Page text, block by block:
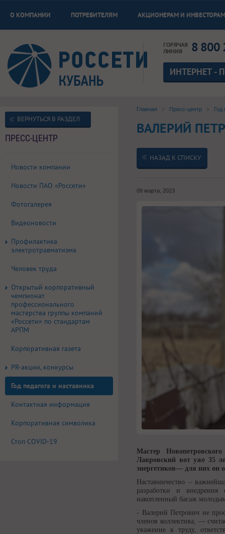
О КОМПАНИИ ПОТРЕБИТЕЛЯМ АКЦИОНЕРАМ И ИНВЕСТОРАМ
ГОРЯЧАЯ
ЛИНИЯ
8 800
ИНТЕРНЕТ -
Главная Пресс-центр Год
ВАЛЕРИЙ
НАЗАД К СПИСКУ
09 марта, 2023
Мастер
Лавровский вот уже 35
энергетиков— для них он
Наставничество –
разработки и внедрения
накопленный багаж
- Валерий Петрович не
членов коллектива, —
уважение к труду,
ВЕРНУТЬСЯ В РАЗДЕЛ
ПРЕСС-ЦЕНТР
Новости компании
Новости ПАО «Россети»
Фотогалерея
Видеоновости
Профилактика
электротравматизма
Человек труда
Открытый корпоративный
чемпионат
профессионального
мастерства группы компаний
«Россети» по стандартам
АРПМ
Корпоративная газета
PR-акции, конкурсы
Год педагога и наставника
Контактная информация
Корпоративная символика
Стоп COVID-19